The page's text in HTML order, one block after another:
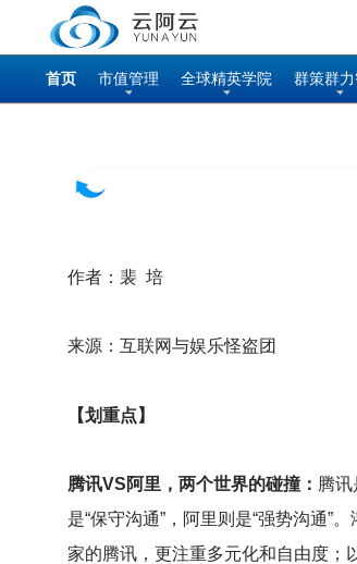
首页 市值管理 全球精英学院 群策群
作者：裴 培
来源：互联网与娱乐怪盗团
【划重点】
腾讯VS阿里，两个世界的碰撞： 腾讯
是“保守沟通”，阿里则是“强势沟通”
家的腾讯，更注重多元化和自由度；